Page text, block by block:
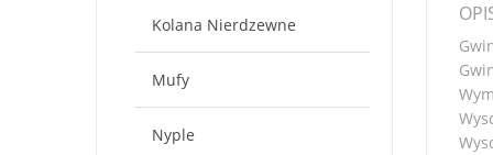
Kolana Nierdzewne
Mufy
Nyple